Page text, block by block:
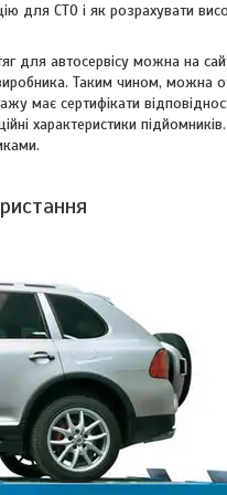
для СТО і як розрахувати
для автосервісу можна на
Таким чином, можна
має сертифікати
характеристики